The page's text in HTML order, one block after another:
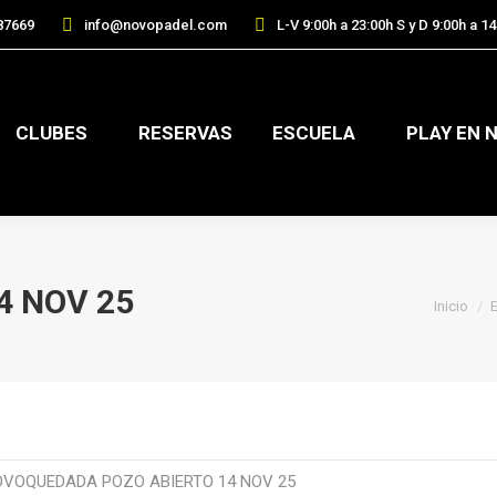
info@novopadel.com L-V 9:00h a 23:00h S y D 9:00h a
CLUBES RESERVAS ESCUELA PLAY EN
NOV 25 Estás
Inicio
POZO ABIERTO 14 NOV 25